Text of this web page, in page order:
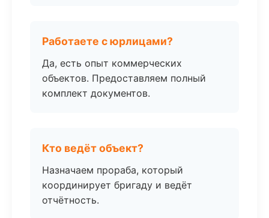
Работаете с юрлицами?
Да, есть опыт коммерческих
объектов. Предоставляем полный
комплект документов.
Кто ведёт объект?
Назначаем прораба, который
координирует бригаду и ведёт
отчётность.